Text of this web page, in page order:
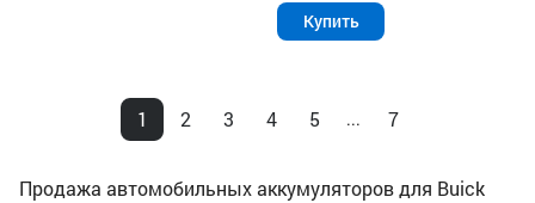
Купить
1 2 3 4 5 ... 7
Продажа автомобильных аккумуляторов для Buick